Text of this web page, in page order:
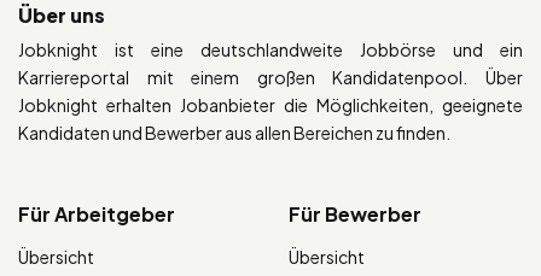
Über uns
Jobknight ist eine deutschlandweite Jobbörse und ein
Karriereportal mit einem großen Kandidatenpool. Über
Jobknight erhalten Jobanbieter die Möglichkeiten, geeignete
Kandidaten und Bewerber aus allen Bereichen zu finden.
Für Arbeitgeber
Übersicht
Für Bewerber
Übersicht